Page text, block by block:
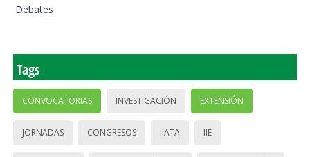
Debates
Tags
CONVOCATORIAS INVESTIGACIÓN EXTENSIÓN
JORNADAS CONGRESOS IIATA IIE